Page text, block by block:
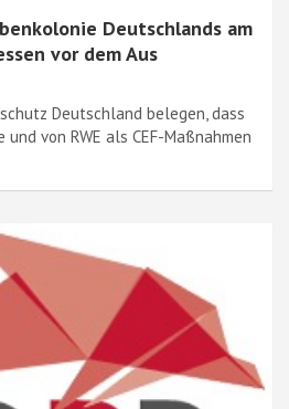
Deutschlands am
vor dem Aus
Deutschland belegen, dass
von RWE als CEF-Maßnahmen